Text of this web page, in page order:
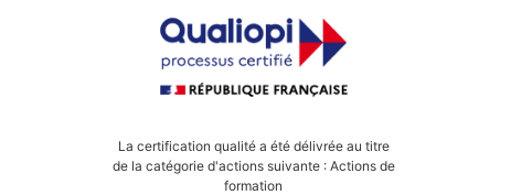
La certification qualité a été délivrée au titre
de la catégorie d'actions suivante : Actions de
formation